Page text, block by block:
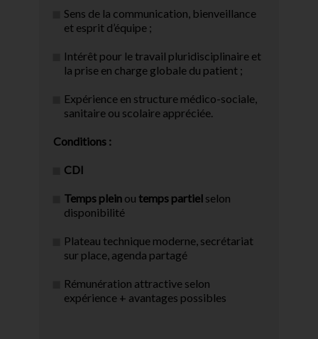
Sens de la communication, bienveillance
et esprit d’équipe ;
Intérêt pour le travail pluridisciplinaire et
la prise en charge globale du patient ;
Expérience en structure médico-sociale,
sanitaire ou scolaire appréciée.
Conditions :
CDI
Temps plein ou temps partiel selon
disponibilité
Plateau technique moderne, secrétariat
sur place, agenda partagé
Rémunération attractive selon
expérience + avantages possibles